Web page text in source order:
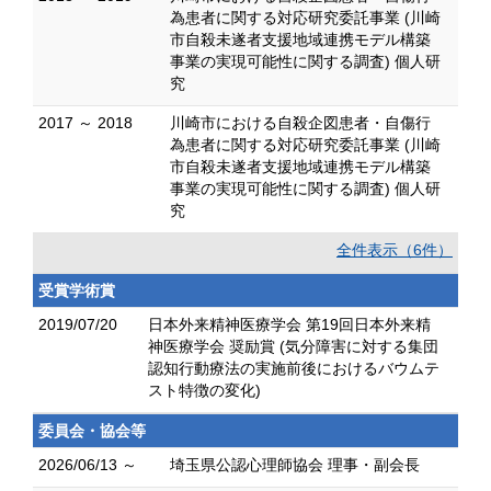
為患者に関する対応研究委託事業 (川崎
市自殺未遂者支援地域連携モデル構築
事業の実現可能性に関する調査) 個人研
究
2017 ～ 2018
川崎市における自殺企図患者・自傷行
為患者に関する対応研究委託事業 (川崎
市自殺未遂者支援地域連携モデル構築
事業の実現可能性に関する調査) 個人研
究
全件表示（6件）
受賞学術賞
2019/07/20
日本外来精神医療学会 第19回日本外来精
神医療学会 奨励賞 (気分障害に対する集団
認知行動療法の実施前後におけるバウムテ
スト特徴の変化)
委員会・協会等
2026/06/13 ～
埼玉県公認心理師協会 理事・副会長